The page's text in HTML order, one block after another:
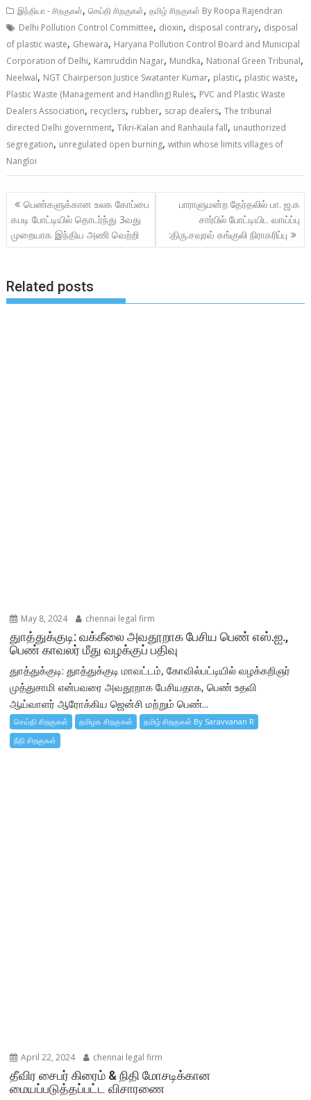
இந்தியா - சிறகுகள்,செய்தி சிறகுகள்,தமிழ் சிறகுகள் By Roopa Rajendran
Delhi Pollution Control Committee, dioxin, disposal contrary, disposal
of plastic waste, Ghewara, Haryana Pollution Control Board and Municipal
Corporation of Delhi, Kamruddin Nagar, Mundka, National Green Tribunal,
Neelwal, NGT Chairperson Justice Swatanter Kumar, plastic, plastic waste,
Plastic Waste (Management and Handling) Rules, PVC and Plastic Waste
Dealers Association, recyclers, rubber, scrap dealers,The tribunal
directed Delhi government,Tikri-Kalan and Ranhaula fall, unauthorized
segregation, unregulated open burning,within whose limits villages of
Nangloi
Post
navigation
பெண்களுக்கான உலக கோப்பை
கபடி போட்டியில் தொடர்ந்து 3வது
முறையாக இந்திய அணி வெற்றி
பாராளுமன்ற தேர்தலில் பா. ஜ.க
சார்பில் போட்டியிட வாய்ப்பு
:திரு.சவுரவ் கங்குலி நிராகரிப்பு
Related posts
May 8, 2024 chennai legal firm
துாத்துக்குடி: வக்கீலை அவதூறாக பேசிய பெண் எஸ்.ஐ.,
பெண் காவலர் மீது வழக்குப் பதிவு
துாத்துக்குடி: துாத்துக்குடி மாவட்டம், கோவில்பட்டியில் வழக்கறிஞர்
முத்துசாமி என்பவரை அவதூறாக பேசியதாக, பெண் உதவி
ஆய்வாளர் ஆரோக்கிய ஜென்சி மற்றும் பெண்...
செய்தி சிறகுகள் தமிழக சிறகுகள்
தமிழ் சிறகுகள் By Saravvanan R
நீதி சிறகுகள்
April 22, 2024 chennai legal firm
தீவிர சைபர் கிரைம் & நிதி மோசடிக்கான
மையப்படுத்தப்பட்ட விசாரணை